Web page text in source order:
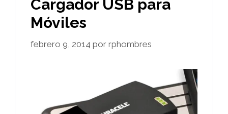
Cargador USB para
Móviles
febrero 9, 2014 por rphombres